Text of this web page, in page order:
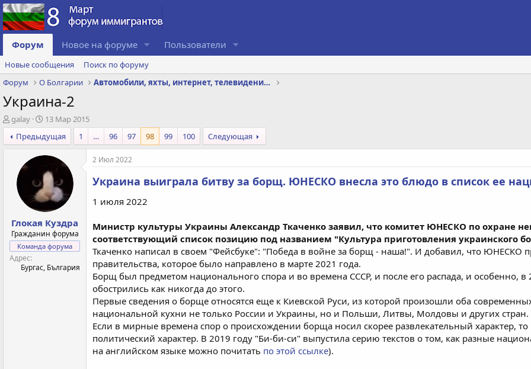
Форум Новое на форуме Пользователи
Новые сообщения
Поиск по форуму
Форум
О Болгарии Автомобили, яхты, интернет, телевидение, телефон
Украина-2
А
в
т
galay
Д
а
т
о
з
д
а
н
и
я
13 Мар 2015
Предыдущая
1 … 96 97 98 99 100 Следующая
Глокая Куздра
Гражданин форума
Команда форума
Адрес
Бургас, България
2 Июл 2022
Украина выиграла битву за борщ. ЮНЕСКО внесла это блюдо в список ее
1 июля 2022
Министр культуры Украины Александр Ткаченко заявил, что комитет ЮНЕСКО по охране
соответствующий список позицию под названием "Культура приготовления украинского
Ткаченко написал в своем "Фейсбуке": "Победа в войне за борщ - наша!". И добавил, что ЮНЕСКО
правительства, которое было направлено в марте 2021 года.
Борщ был предметом национального спора и во времена СССР, и после его распада, и особенно,
обострились как никогда до этого.
Первые сведения о борще относятся еще к Киевской Руси, из которой произошли оба
национальной кухни не только России и Украины, но и Польши, Литвы, Молдовы и других стран.
Если в мирные времена спор о происхождении борща носил скорее развлекательный характер,
политический характер. В 2019 году "Би-би-си" выпустила серию текстов о том, как разные
на английском языке можно почитать по этой ссылке).